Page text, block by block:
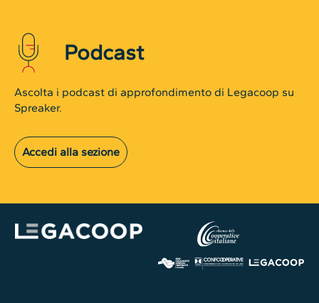
Podcast
Ascolta i podcast di approfondimento di Legacoop su
Spreaker.
Accedi alla sezione